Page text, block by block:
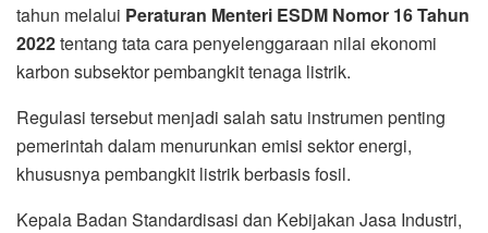
tahun melalui Peraturan Menteri ESDM Nomor 16 Tahun
2022tentang tata cara penyelenggaraan nilai ekonomi
karbon subsektor pembangkit tenaga listrik.
Regulasi tersebut menjadi salah satu instrumen penting
pemerintah dalam menurunkan emisi sektor energi,
khususnya pembangkit listrik berbasis fosil.
Kepala Badan Standardisasi dan Kebijakan Jasa Industri,